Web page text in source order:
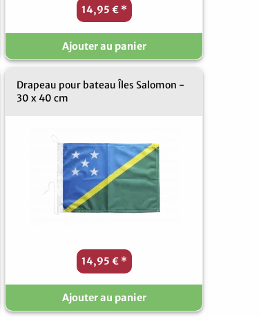
14,95 € *
Ajouter au panier
Drapeau pour bateau Îles Salomon -
30 x 40 cm
14,95 € *
Ajouter au panier